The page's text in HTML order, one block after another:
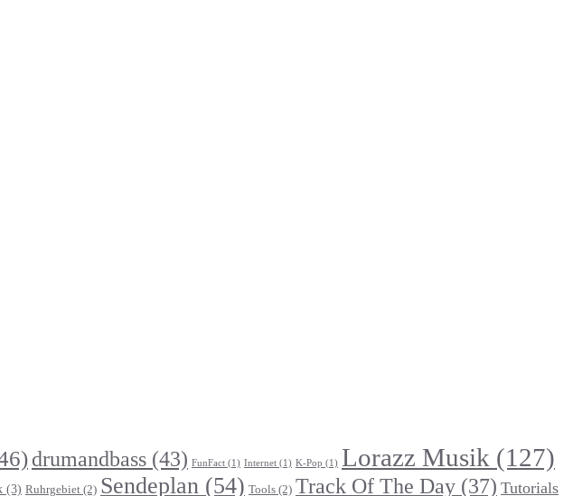
drumandbass (43) FunFact (1) Internet (1) K-Pop (1) Lorazz Musik (127)
(3) Ruhrgebiet (2) Sendeplan (54) Tools (2) Track Of The Day (37) Tutorials